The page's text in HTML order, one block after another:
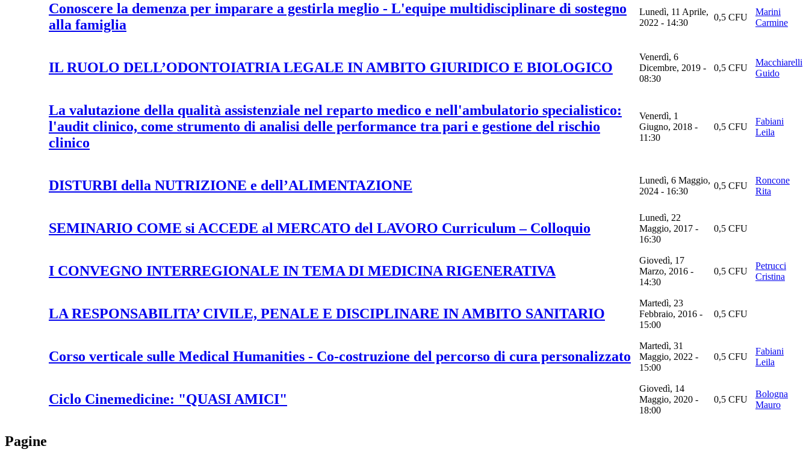
Conoscere la demenza per imparare a gestirla meglio - L'equipe multidisciplinare di sostegno
alla famiglia
Lunedì, 11 Aprile,
2022 - 14:30
0,5 CFU
Marini
Carmine
IL RUOLO DELL’ODONTOIATRIA LEGALE IN AMBITO GIURIDICO E BIOLOGICO
Venerdì, 6
Dicembre, 2019 -
08:30
0,5 CFU
Macchiarelli
Guido
La valutazione della qualità assistenziale nel reparto medico e nell'ambulatorio specialistico:
l'audit clinico, come strumento di analisi delle performance tra pari e gestione del rischio
clinico
Venerdì, 1
Giugno, 2018 -
11:30
0,5 CFU
Fabiani
Leila
DISTURBI della NUTRIZIONE e dell’ALIMENTAZIONE
Lunedì, 6 Maggio,
2024 - 16:30
0,5 CFU
Roncone
Rita
SEMINARIO COME si ACCEDE al MERCATO del LAVORO Curriculum – Colloquio
Lunedì, 22
Maggio, 2017 -
16:30
0,5 CFU
I CONVEGNO INTERREGIONALE IN TEMA DI MEDICINA RIGENERATIVA
Giovedì, 17
Marzo, 2016 -
14:30
0,5 CFU
Petrucci
Cristina
LA RESPONSABILITA’ CIVILE, PENALE E DISCIPLINARE IN AMBITO SANITARIO
Martedì, 23
Febbraio, 2016 -
15:00
0,5 CFU
Corso verticale sulle Medical Humanities - Co-costruzione del percorso di cura personalizzato
Martedì, 31
Maggio, 2022 -
15:00
0,5 CFU
Fabiani
Leila
Ciclo Cinemedicine: "QUASI AMICI"
Giovedì, 14
Maggio, 2020 -
18:00
0,5 CFU
Bologna
Mauro
Pagine